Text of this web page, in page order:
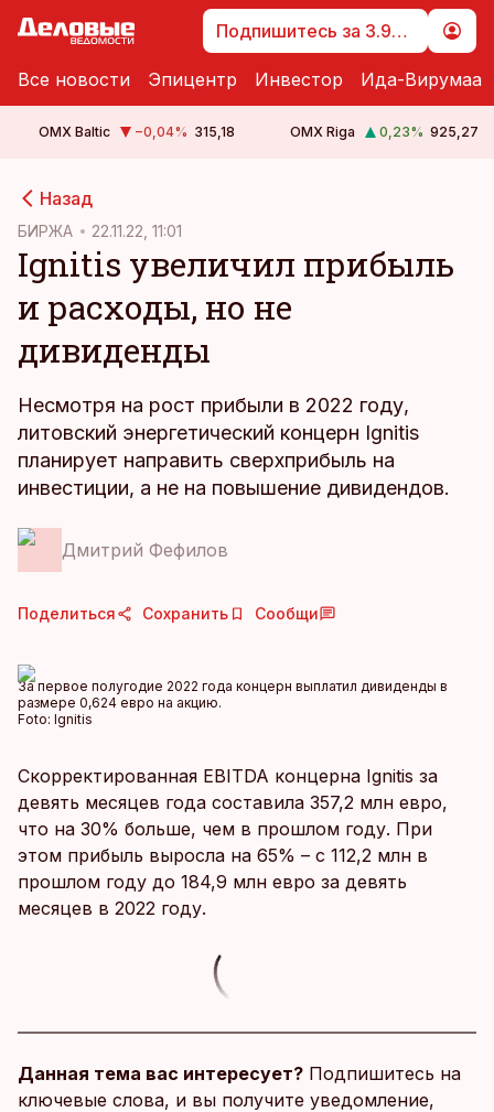
Подпишитесь за 3.99 €
Все новости Эпицентр Инвестор Ида-Вирумаа
OMX Baltic −0,04% 315,18 OMX Riga 0,23% 925,27
Назад
БИРЖА 22.11.22, 11:01
Ignitis увеличил прибыль
и расходы, но не
дивиденды
Несмотря на рост прибыли в 2022 году,
литовский энергетический концерн Ignitis
планирует направить сверхприбыль на
инвестиции, а не на повышение дивидендов.
Дмитрий Фефилов
Поделиться Сохранить Сообщи
За первое полугодие 2022 года концерн выплатил дивиденды в
размере 0,624 евро на акцию.
Foto: Ignitis
Скорректированная EBITDA концерна Ignitis за
девять месяцев года составила 357,2 млн евро,
что на 30% больше, чем в прошлом году. При
этом прибыль выросла на 65% – с 112,2 млн в
прошлом году до 184,9 млн евро за девять
месяцев в 2022 году.
Данная тема вас интересует? Подпишитесь на
ключевые слова, и вы получите уведомление,